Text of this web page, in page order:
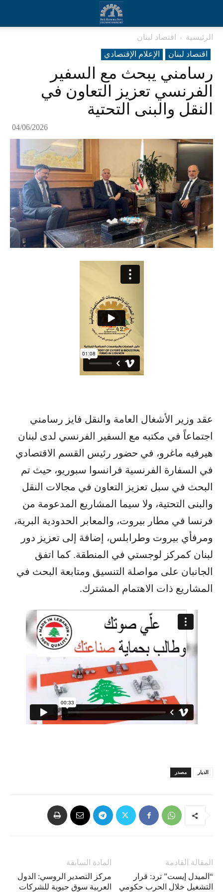
الرئيسية
اقتصاد لبنان
اقتصاد لبنان
الإعلام الإقتصادي
رسامني يبحث مع السفير
الفرنسي تعزيز التعاون في
النقل والبنى التحتية
04/06/2026
عقد وزير الأشغال العامة والنقل فايز رسامني
اجتماعاً في مكتبه مع السفير الفرنسي لدى لبنان
هيرفيه ماغرو، في حضور رئيس القسم الاقتصادي
في السفارة الفرنسية فرانسوا سبوريو، حيث تم
البحث في سبل تعزيز التعاون في مجالات النقل
والبنى التحتية، ولا سيما المشاريع المدعومة من
فرنسا في مطار بيروت، والمعابر الحدودية البرية،
ومرفأي بيروت وطرابلس، إضافة إلى تعزيز دور
لبنان كمركز لوجستي في المنطقة. كما اتفق
الجانبان على مواصلة التنسيق ومتابعة البحث في
المشاريع ذات الاهتمام المشترك.
مصدر الديار
المادة السابقة
مركز التصدير الروسي: الدول
العربية سوق حيوية للشركات
المقالة القادمة
“الميدل إيست” ترد: قرار
التشغيل خلال الحرب حكومي